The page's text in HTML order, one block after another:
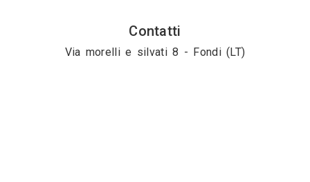
Contatti
Via morelli e silvati 8 - Fondi (LT)